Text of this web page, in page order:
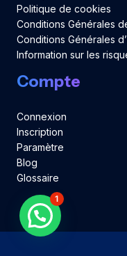
Politique de cookies
Conditions Générales
Conditions Générales
Information sur les
Compte
Connexion
Inscription
Paramètre
Blog
Glossaire
1